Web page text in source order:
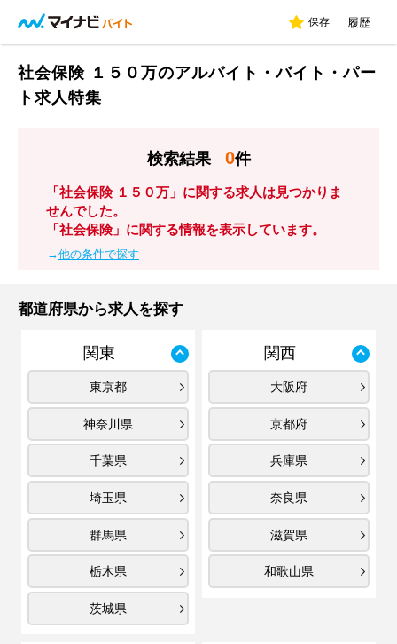
保存 履歴
社会保険 １５０万のアルバイト・バイト・パー
ト求人特集
検索結果 0件
「社会保険 １５０万」に関する求人は見つかりま
せんでした。
「社会保険」に関する情報を表示しています。
→他の条件で探す
都道府県から求人を探す
関東
東京都
神奈川県
千葉県
埼玉県
群馬県
栃木県
茨城県
関西
大阪府
京都府
兵庫県
奈良県
滋賀県
和歌山県